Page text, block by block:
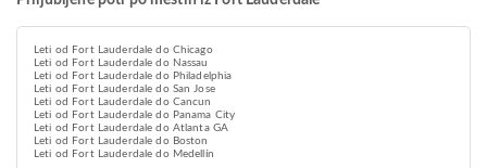
Leti od Fort Lauderdale do Chicago
Leti od Fort Lauderdale do Nassau
Leti od Fort Lauderdale do Philadelphia
Leti od Fort Lauderdale do San Jose
Leti od Fort Lauderdale do Cancun
Leti od Fort Lauderdale do Panama City
Leti od Fort Lauderdale do Atlanta GA
Leti od Fort Lauderdale do Boston
Leti od Fort Lauderdale do Medellín